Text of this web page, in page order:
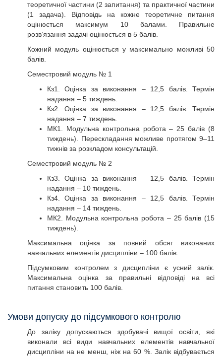
теоретичної частини (2 запитання) та практичної частини
(1 задача). Відповідь на кожне теоретичне питання
оцінюється максимум 10 балами. Правильне
розв’язання задачі оцінюється в 5 балів.
Кожний модуль оцінюється у максимально можливі 50
балів.
Семестровий модуль № 1
Кз1. Оцінка за виконання – 12,5 балів. Термін
надання – 5 тиждень.
Кз2. Оцінка за виконання – 12,5 балів. Термін
надання – 7 тиждень.
МК1. Модульна контрольна робота – 25 балів (8
тиждень). Перескладання можливе протягом 9–11
тижнів за розкладом консультацій.
Семестровий модуль № 2
Кз3. Оцінка за виконання – 12,5 балів. Термін
надання – 10 тиждень.
Кз4. Оцінка за виконання – 12,5 балів. Термін
надання – 14 тиждень.
МК2. Модульна контрольна робота – 25 балів (15
тиждень).
Максимальна оцінка за повний обсяг виконаних
навчальних елементів дисципліни – 100 балів.
Підсумковим контролем з дисципліни є усний залік.
Максимальна оцінка за правильні відповіді на всі
питання становить 100 балів.
Умови допуску до підсумкового контролю
До заліку допускаються здобувачі вищої освіти, які
виконали всі види навчальних елементів навчальної
дисципліни на не менш, ніж на 60 %. Залік відбувається